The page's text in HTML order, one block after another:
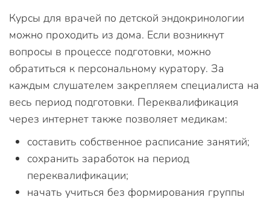
Курсы для врачей по детской эндокринологии
можно проходить из дома. Если возникнут
вопросы в процессе подготовки, можно
обратиться к персональному куратору. За
каждым слушателем закрепляем специалиста на
весь период подготовки. Переквалификация
через интернет также позволяет медикам:
составить собственное расписание занятий;
сохранить заработок на период
переквалификации;
начать учиться без формирования группы